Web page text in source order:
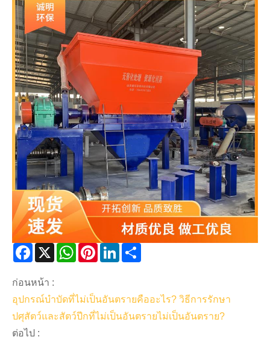
Facebook
X WhatsAppPinterestLinkedIn
ก่อนหน้า :
อุปกรณ์บำบัดที่ไม่เป็นอันตรายคืออะไร? วิธีการรักษา
ปศุสัตว์และสัตว์ปีกที่ไม่เป็นอันตรายไม่เป็นอันตราย?
ต่อไป :